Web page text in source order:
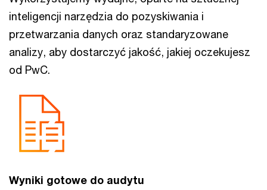
inteligencji narzędzia do pozyskiwania i
przetwarzania danych oraz standaryzowane
analizy, aby dostarczyć jakość, jakiej oczekujesz
od PwC.
Wyniki gotowe do audytu